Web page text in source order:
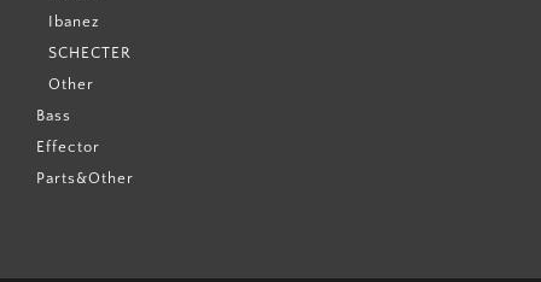
Ibanez
SCHECTER
Other
Bass
Effector
Parts&Other